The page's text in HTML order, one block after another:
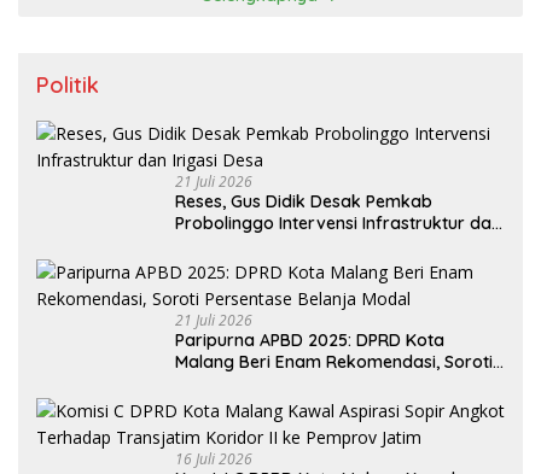
Politik
21 Juli 2026
Reses, Gus Didik Desak Pemkab
Probolinggo Intervensi Infrastruktur dan
21 Juli 2026
Paripurna APBD 2025: DPRD Kota
Malang Beri Enam Rekomendasi, Soroti
16 Juli 2026